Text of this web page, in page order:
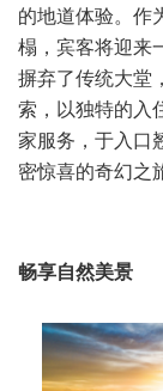
的地道体验。作
榻，宾客将迎来
摒弃了传统大堂
索，以独特的入
家服务，于入口
密惊喜的奇幻之
畅享自然美景